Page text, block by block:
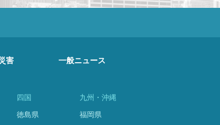
害 一般ニュース
四国
徳島県
九州・沖縄
福岡県